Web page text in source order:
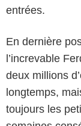
entrées.
En dernière
l’increvable
deux millions
longtemps,
toujours les